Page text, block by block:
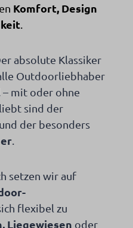
Komfort, Design
absolute Klassiker
Outdoorliebhaber
– mit oder ohne
sind der
und der besonders
setzen wir auf
flexibel zu
Liegewiesen oder